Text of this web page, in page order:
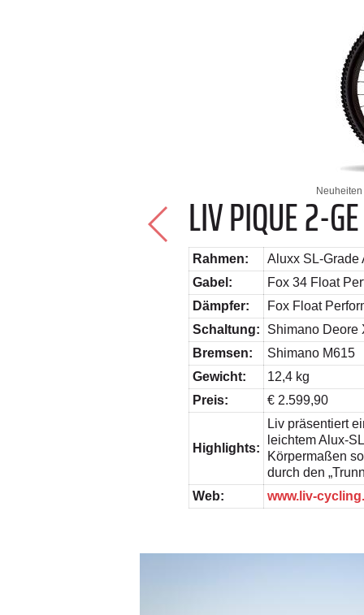
LIV PIQUE 2-GE
Rahmen:
Aluxx SL-Grade
Gabel:
Fox 34 Float
Dämpfer:
Fox Float
Schaltung:
Shimano Deore
Bremsen:
Shimano M615
Gewicht:
12,4 kg
Preis:
€ 2.599,90
Highlights:
Liv präsentiert
leichtem Alux-
Körpermaßen
durch den
Web:
www.liv-